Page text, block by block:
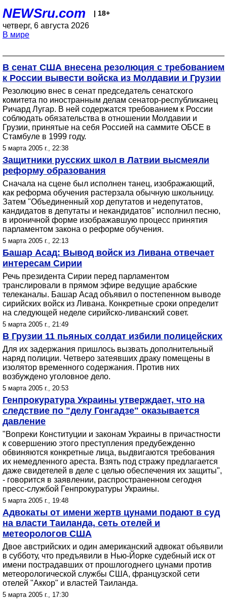
NEWSru.com | 18+
четверг, 6 августа 2026
В мире
В сенат США внесена резолюция с требованием
к России вывести войска из Молдавии и Грузии
Резолюцию внес в сенат председатель сенатского
комитета по иностранным делам сенатор-республиканец
Ричард Лугар. В ней содержатся требованием к России
соблюдать обязательства в отношении Молдавии и
Грузии, принятые на себя Россией на саммите ОБСЕ в
Стамбуле в 1999 году.
5 марта 2005 г., 22:38
Защитники русских школ в Латвии высмеяли
реформу образования
Сначала на сцене был исполнен танец, изображающий,
как реформа обучения растерзала обычную школьницу.
Затем "Объединенный хор депутатов и недепутатов,
кандидатов в депутаты и некандидатов" исполнил песню,
в ироничной форме изображавшую процесс принятия
парламентом закона о реформе обучения.
5 марта 2005 г., 22:13
Башар Асад: Вывод войск из Ливана отвечает
интересам Сирии
Речь президента Сирии перед парламентом
транслировали в прямом эфире ведущие арабские
телеканалы. Башар Асад объявил о постепенном выводе
сирийских войск из Ливана. Конкретные сроки определит
на следующей неделе сирийско-ливанский совет.
5 марта 2005 г., 21:49
В Грузии 11 пьяных солдат избили полицейских
Для их задержания пришлось вызвать дополнительный
наряд полиции. Четверо затеявших драку помещены в
изолятор временного содержания. Против них
возбуждено уголовное дело.
5 марта 2005 г., 20:53
Генпрокуратура Украины утверждает, что на
следствие по "делу Гонгадзе" оказывается
давление
"Вопреки Конституции и законам Украины в причастности
к совершению этого преступления предубежденно
обвиняются конкретные лица, выдвигаются требования
их немедленного ареста. Взять под стражу предлагается
даже свидетелей в деле с целью обеспечения их защиты",
- говорится в заявлении, распространенном сегодня
пресс-службой Генпрокуратуры Украины.
5 марта 2005 г., 19:48
Адвокаты от имени жертв цунами подают в суд
на власти Таиланда, сеть отелей и
метеорологов США
Двое австрийских и один американский адвокат объявили
в субботу, что предъявили в Нью-Йорке судебный иск от
имени пострадавших от прошлогоднего цунами против
метеорологической службы США, французской сети
отелей "Аккор" и властей Таиланда.
5 марта 2005 г., 17:30